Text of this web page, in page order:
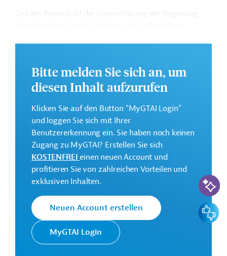
ergriffen werden.
Weitere Informationen zu dem Entwicklungsprojekt
finden Sie auf derWebseite der ADB
und im
Originaldokument, das zum Download bereitsteht.
GTAI informiert über die ADB: Schwerpunkte,
Regularien und praktische Hinweise zur
Geschäftsanbahnung.
Gesamtkosten:
Geberbeitrag:
0,75 Millionen US-Dollar (Zuschuss)
Bitte melden Sie sich an, um
diesen Inhalt aufzurufen
Klicken Sie auf den Button "MyGTAI Login"
und loggen Sie sich mit Ihrer
Benutzererkennung ein. Sie haben noch keinen
Zugang zu MyGTAI? Erstellen Sie sich
KOSTENFREIeinen neuen Account und
profitieren Sie von zahlreichen Vorteilen und
exklusiven Inhalten.
Neuen Account erstellen
MyGTAI Login
KI-